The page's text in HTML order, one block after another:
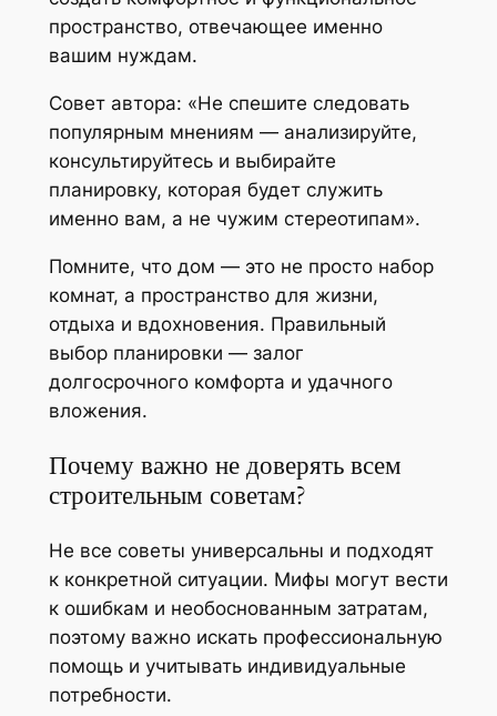
пространство, отвечающее именно
вашим нуждам.
Совет автора: «Не спешите следовать
популярным мнениям — анализируйте,
консультируйтесь и выбирайте
планировку, которая будет служить
именно вам, а не чужим стереотипам».
Помните, что дом — это не просто набор
комнат, а пространство для жизни,
отдыха и вдохновения. Правильный
выбор планировки — залог
долгосрочного комфорта и удачного
вложения.
Почему важно не доверять всем
строительным советам?
Не все советы универсальны и подходят
к конкретной ситуации. Мифы могут вести
к ошибкам и необоснованным затратам,
поэтому важно искать профессиональную
помощь и учитывать индивидуальные
потребности.